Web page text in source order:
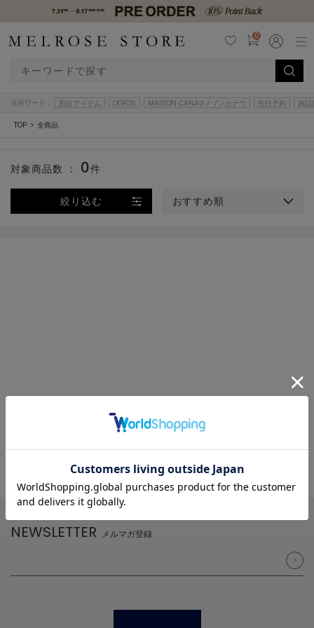
0
注目ワード： 別注アイテム OOFOS MAISON CANAUメゾンカナウ 先行予約 雑誌
TOP 全商品
絞り込む おすすめ順
対象商品数 ： 0件
NEWSLETTER メルマガ登録